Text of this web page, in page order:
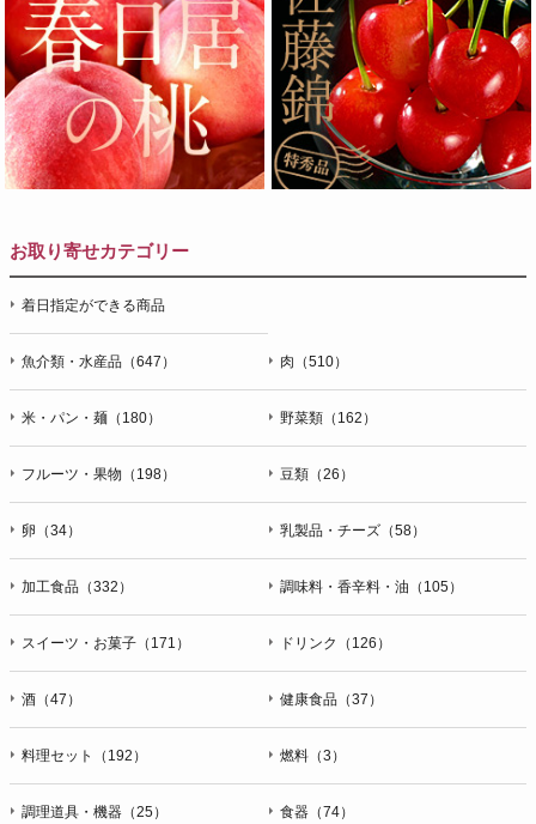
お取り寄せカテゴリー
着日指定ができる商品
魚介類・水産品（647） 肉（510）
米・パン・麺（180） 野菜類（162）
フルーツ・果物（198） 豆類（26）
卵（34） 乳製品・チーズ（58）
加工食品（332） 調味料・香辛料・油（105）
スイーツ・お菓子（171） ドリンク（126）
酒（47） 健康食品（37）
料理セット（192） 燃料（3）
調理道具・機器（25） 食器（74）